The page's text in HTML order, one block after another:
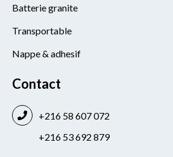
Batterie granite
Transportable
Nappe & adhesif
Contact
+216 58 607 072
+216 53 692 879